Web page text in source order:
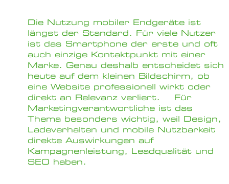
Die Nutzung mobiler Endgeräte ist
längst der Standard. Für viele Nutzer
ist das Smartphone der erste und oft
auch einzige Kontaktpunkt mit einer
Marke. Genau deshalb entscheidet sich
heute auf dem kleinen Bildschirm, ob
eine Website professionell wirkt oder
direkt an Relevanz verliert. Für
Marketingverantwortliche ist das
Thema besonders wichtig, weil Design,
Ladeverhalten und mobile Nutzbarkeit
direkte Auswirkungen auf
Kampagnenleistung, Leadqualität und
SEO haben.